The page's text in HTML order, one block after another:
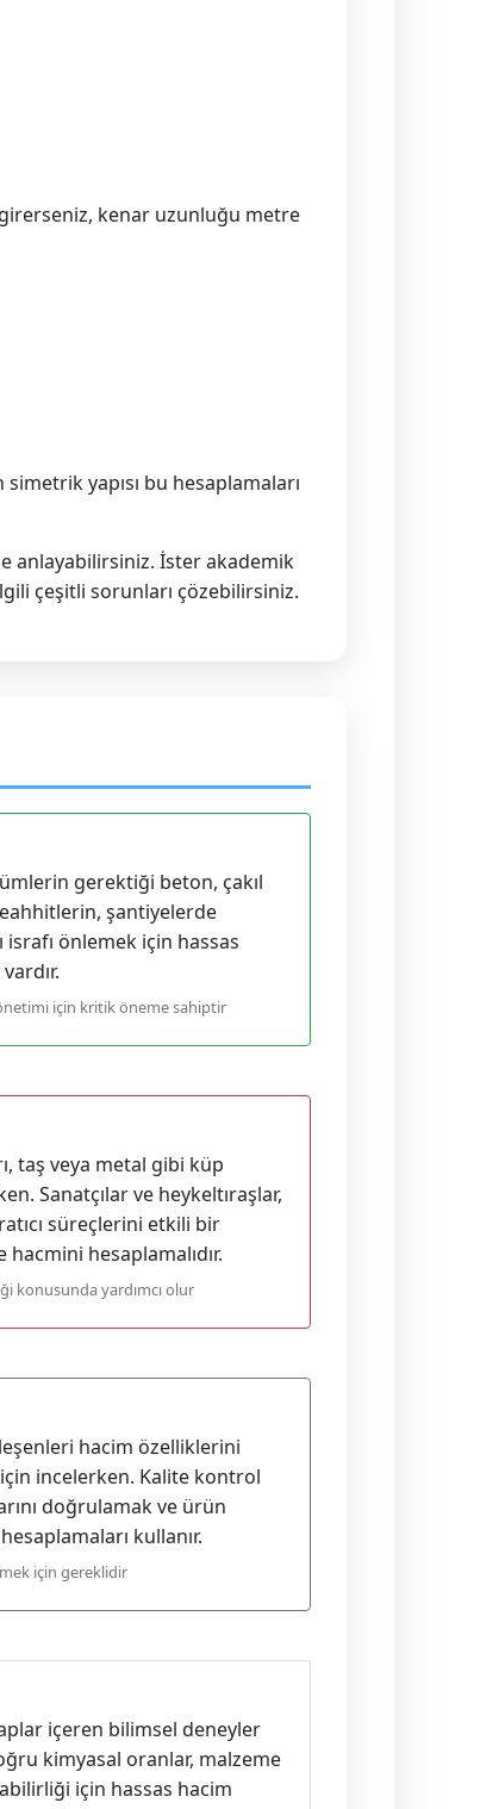
kenar uzunluğu metre
yapısı bu hesaplamaları
anlayabilirsiniz. İster akademik
çeşitli sorunları çözebilirsiniz.
gerektiği beton, çakıl
şantiyelerde
önlemek için hassas
için kritik öneme sahiptir
taş veya metal gibi küp
Sanatçılar ve heykeltıraşlar,
süreçlerini etkili bir
hesaplamalıdır.
konusunda yardımcı olur
hacim özelliklerini
incelerken. Kalite kontrol
doğrulamak ve ürün
kullanır.
için gereklidir
içeren bilimsel deneyler
kimyasal oranlar, malzeme
için hassas hacim